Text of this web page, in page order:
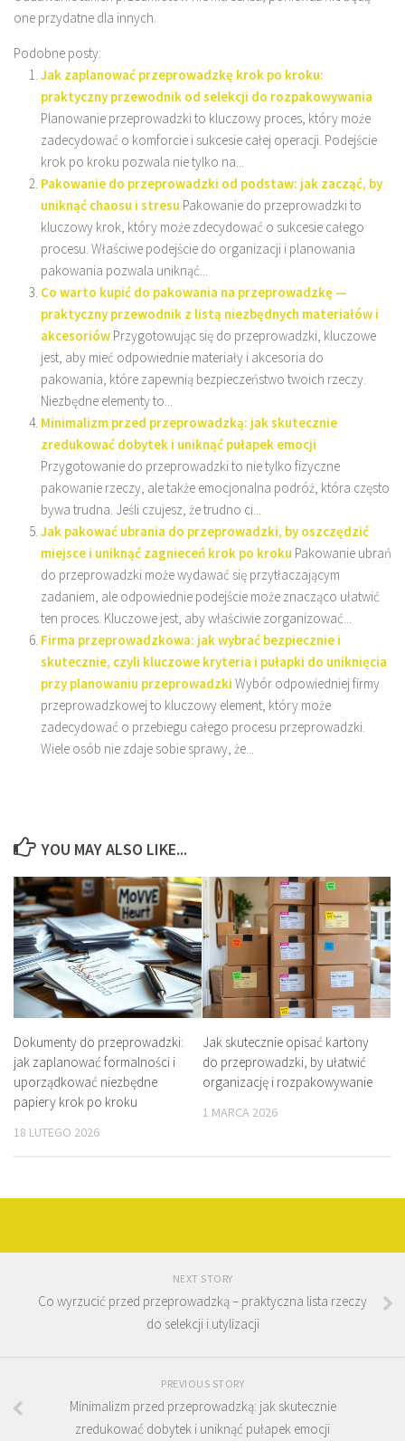
one przydatne dla innych.
Podobne posty:
Jak zaplanować przeprowadzkę krok po kroku:
praktyczny przewodnik od selekcji do rozpakowywania
Planowanie przeprowadzki to kluczowy proces, który może
zadecydować o komforcie i sukcesie całej operacji. Podejście
krok po kroku pozwala nie tylko na...
Pakowanie do przeprowadzki od podstaw: jak zacząć, by
uniknąć chaosu i stresu Pakowanie do przeprowadzki to
kluczowy krok, który może zdecydować o sukcesie całego
procesu. Właściwe podejście do organizacji i planowania
pakowania pozwala uniknąć...
Co warto kupić do pakowania na przeprowadzkę —
praktyczny przewodnik z listą niezbędnych materiałów i
akcesoriów Przygotowując się do przeprowadzki, kluczowe
jest, aby mieć odpowiednie materiały i akcesoria do
pakowania, które zapewnią bezpieczeństwo twoich rzeczy.
Niezbędne elementy to...
Minimalizm przed przeprowadzką: jak skutecznie
zredukować dobytek i uniknąć pułapek emocji
Przygotowanie do przeprowadzki to nie tylko fizyczne
pakowanie rzeczy, ale także emocjonalna podróż, która często
bywa trudna. Jeśli czujesz, że trudno ci...
Jak pakować ubrania do przeprowadzki, by oszczędzić
miejsce i uniknąć zagnieceń krok po kroku Pakowanie ubrań
do przeprowadzki może wydawać się przytłaczającym
zadaniem, ale odpowiednie podejście może znacząco ułatwić
ten proces. Kluczowe jest, aby właściwie zorganizować...
Firma przeprowadzkowa: jak wybrać bezpiecznie i
skutecznie, czyli kluczowe kryteria i pułapki do uniknięcia
przy planowaniu przeprowadzki Wybór odpowiedniej firmy
przeprowadzkowej to kluczowy element, który może
zadecydować o przebiegu całego procesu przeprowadzki.
Wiele osób nie zdaje sobie sprawy, że...
YOU MAY ALSO LIKE...
Dokumenty do przeprowadzki:
jak zaplanować formalności i
uporządkować niezbędne
papiery krok po kroku
18 LUTEGO 2026
Jak skutecznie opisać kartony
do przeprowadzki, by ułatwić
organizację i rozpakowywanie
1 MARCA 2026
NEXT STORY
Co wyrzucić przed przeprowadzką – praktyczna lista rzeczy
do selekcji i utylizacji
PREVIOUS STORY
Minimalizm przed przeprowadzką: jak skutecznie
zredukować dobytek i uniknąć pułapek emocji